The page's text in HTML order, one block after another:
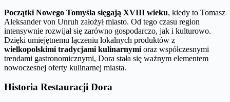
Początki Nowego Tomyśla sięgają XVIII wieku, kiedy to Tomasz
Aleksander von Unruh założył miasto. Od tego czasu region
intensywnie rozwijał się zarówno gospodarczo, jak i kulturowo.
Dzięki umiejętnemu łączeniu lokalnych produktów z
wielkopolskimi tradycjami kulinarnymi oraz współczesnymi
trendami gastronomicznymi, Dora stała się ważnym elementem
nowoczesnej oferty kulinarnej miasta.
Historia Restauracji Dora